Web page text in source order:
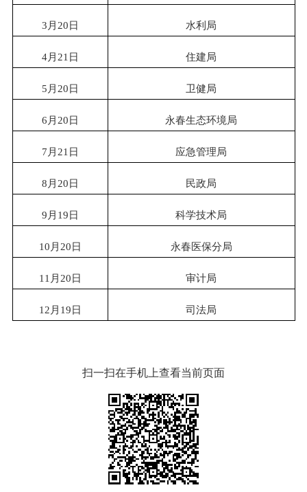
3 月 20日 水利局
4月 21 日 住建局
5 月 20日 卫健局
6 月 20日 永春生态环境局
7 月 21 日 应急管理局
8 月 20日 民政局
9 月 19日 科学技术局
10 月 20日 永春医保分局
11 月 20日 审计局
12 月 19日 司法局
扫一扫在手机上查看当前页面